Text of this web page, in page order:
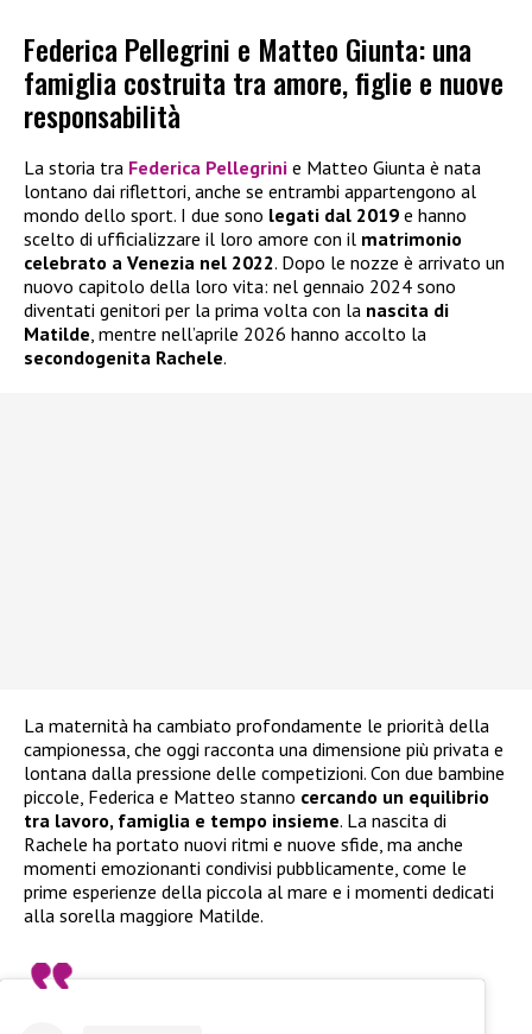
Federica Pellegrini e Matteo Giunta: una
famiglia costruita tra amore, figlie e nuove
responsabilità
La storia tra Federica Pellegrini e Matteo Giunta è nata
lontano dai riflettori, anche se entrambi appartengono al
mondo dello sport. I due sono legati dal 2019 e hanno
scelto di ufficializzare il loro amore con il matrimonio
celebrato a Venezia nel 2022. Dopo le nozze è arrivato un
nuovo capitolo della loro vita: nel gennaio 2024 sono
diventati genitori per la prima volta con la nascita di
Matilde , mentre nell’aprile 2026 hanno accolto la
secondogenita Rachele.
La maternità ha cambiato profondamente le priorità della
campionessa, che oggi racconta una dimensione più privata e
lontana dalla pressione delle competizioni. Con due bambine
piccole, Federica e Matteo stanno cercando un equilibrio
tra lavoro, famiglia e tempo insieme. La nascita di
Rachele ha portato nuovi ritmi e nuove sfide, ma anche
momenti emozionanti condivisi pubblicamente, come le
prime esperienze della piccola al mare e i momenti dedicati
alla sorella maggiore Matilde.